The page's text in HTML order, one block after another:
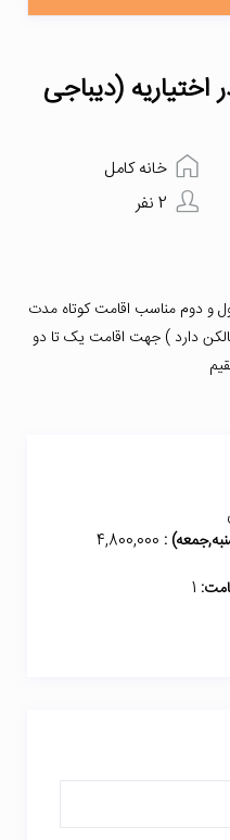
اختیاریه (دیباجی
خانه کامل
2 نفر
و دوم مناسب اقامت کوتاه مدت
دارد ) جهت اقامت یک تا دو
:
4,800,000